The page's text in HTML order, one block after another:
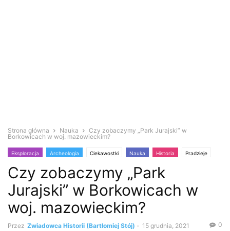
Strona główna Nauka
Czy zobaczymy „Park Jurajski” w
Borkowicach w woj. mazowieckim?
Eksploracja Archeologia Ciekawostki Nauka Historia Pradzieje
Czy zobaczymy „Park
Jurajski” w Borkowicach w
woj. mazowieckim?
Przez Zwiadowca Historii (Bartłomiej Stój) - 15 grudnia, 2021 0